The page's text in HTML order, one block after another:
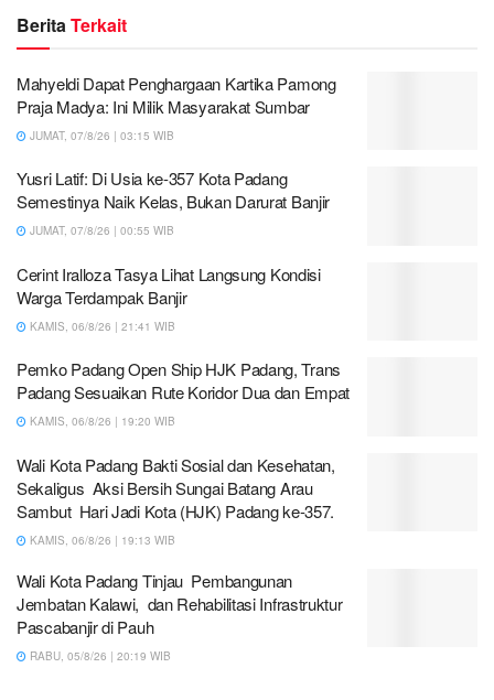
BeritaTerkait
Mahyeldi Dapat Penghargaan Kartika Pamong
Praja Madya: Ini Milik Masyarakat Sumbar
JUMAT, 07/8/26 | 03:15 WIB
Yusri Latif: Di Usia ke-357 Kota Padang
Semestinya Naik Kelas, Bukan Darurat Banjir
JUMAT, 07/8/26 | 00:55 WIB
Cerint Iralloza Tasya Lihat Langsung Kondisi
Warga Terdampak Banjir
KAMIS, 06/8/26 | 21:41 WIB
Pemko Padang Open Ship HJK Padang, Trans
Padang Sesuaikan Rute Koridor Dua dan Empat
KAMIS, 06/8/26 | 19:20 WIB
Wali Kota Padang Bakti Sosial dan Kesehatan,
Sekaligus Aksi Bersih Sungai Batang Arau
Sambut Hari Jadi Kota (HJK) Padang ke-357.
KAMIS, 06/8/26 | 19:13 WIB
Wali Kota Padang Tinjau Pembangunan
Jembatan Kalawi, dan Rehabilitasi Infrastruktur
Pascabanjir di Pauh
RABU, 05/8/26 | 20:19 WIB